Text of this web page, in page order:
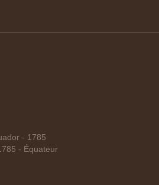
- 1785
- Équateur